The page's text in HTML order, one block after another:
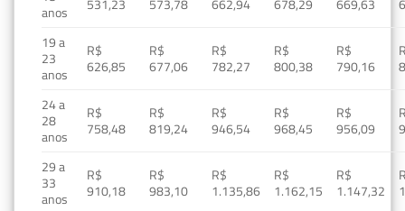
anos
531,23
573,78
662,94
678,29
669,63
19 a
23
anos
R$
626,85
R$
677,06
R$
782,27
R$
800,38
R$
790,16
24 a
28
anos
R$
758,48
R$
819,24
R$
946,54
R$
968,45
R$
956,09
29 a
33
anos
R$
910,18
R$
983,10
R$
1.135,86
R$
1.162,15
R$
1.147,32